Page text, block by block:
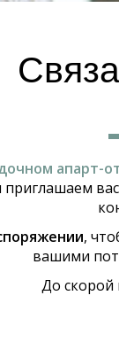
апарт-
приглашаем вас
,
вашими
До скорой